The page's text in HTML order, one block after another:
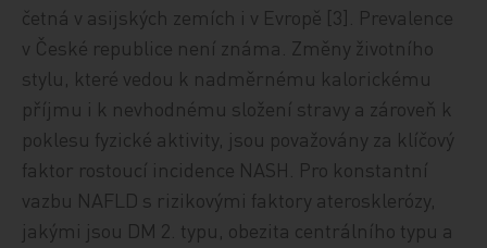
četná v asijských zemích i v Evropě [3]. Prevalence
v České republice není známa. Změny životního
stylu, které vedou k nadměrnému kalorickému
příjmu i k nevhodnému složení stravy a zároveň k
poklesu fyzické aktivity, jsou považovány za klíčový
faktor rostoucí incidence NASH. Pro konstantní
vazbu NAFLD s rizikovými faktory aterosklerózy,
jakými jsou DM 2. typu, obezita centrálního typu a